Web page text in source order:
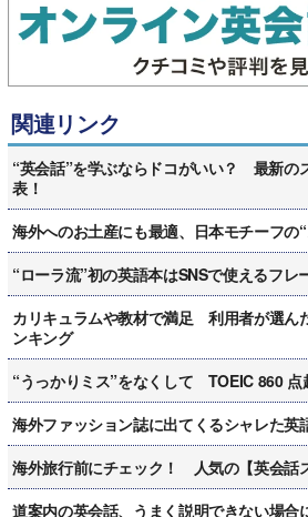
関連リンク
“英会話”を学ぶならドコがいい？ 最新の
表！
海外へのお土産にも最適、日本モチーフの
“ローラ流”初の英語本はSNSで使えるフレ
カリキュラムや教材で満足 利用者が選ん
ンキング
“うっかりミス”をなくして TOEIC 860 点
海外ファッション誌に出てくるシャレた英
海外旅行前にチェック！ 人気の【英会話
道案内の英会話、うまく説明できない場合